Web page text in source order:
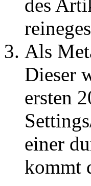
des
Als
Dieser
ersten
einer
kommt